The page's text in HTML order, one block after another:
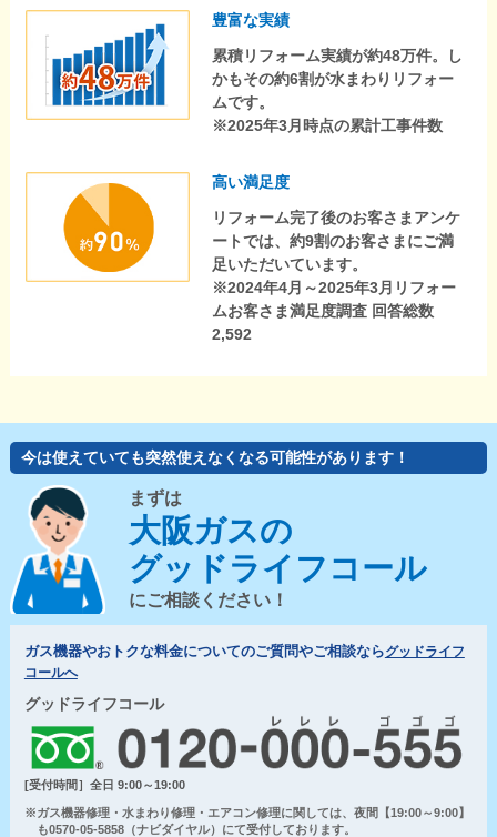
豊富な実績
累積リフォーム実績が約48万件。し
かもその約6割が水まわりリフォー
ムです。
※2025年3月時点の累計工事件数
高い満足度
リフォーム完了後のお客さまアンケ
ートでは、約9割のお客さまにご満
足いただいています。
※2024年4月～2025年3月リフォー
ムお客さま満足度調査 回答総数
2,592
今は使えていても突然使えなくなる可能性があります！
まずは
大阪ガスの
グッドライフコール
にご相談ください！
ガス機器やおトクな料金についてのご質問やご相談ならグッドライフ
コールへ
グッドライフコール
[受付時間］全日 9:00～19:00
※ガス機器修理・水まわり修理・エアコン修理に関しては、夜間【19:00～9:00】
も0570-05-5858（ナビダイヤル）にて受付しております。